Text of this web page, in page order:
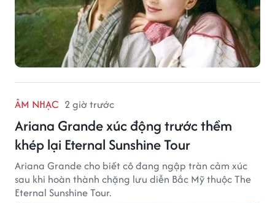
ÂM NHẠC 2 giờ trước
Ariana Grande xúc động trước thềm
khép lại Eternal Sunshine Tour
Ariana Grande cho biết cô đang ngập tràn cảm xúc
sau khi hoàn thành chặng lưu diễn Bắc Mỹ thuộc The
Eternal Sunshine Tour.